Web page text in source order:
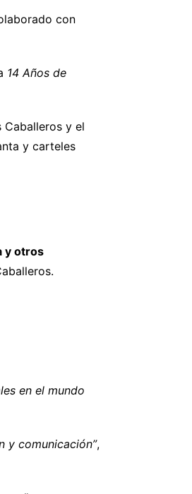
con
14 Años de
Caballeros y el
y carteles
y otros
en el mundo
y comunicación”,